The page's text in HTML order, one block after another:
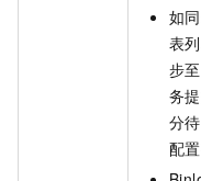
如
表
步
务
分
配